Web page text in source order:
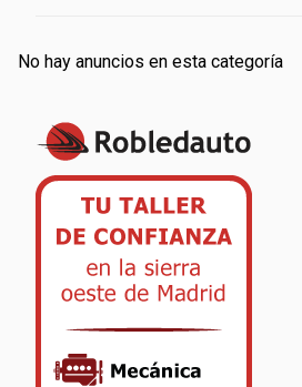
No hay anuncios en esta categoría